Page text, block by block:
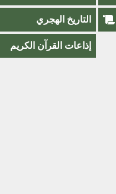
التاريخ الهجري
إذاعات القرآن الكريم